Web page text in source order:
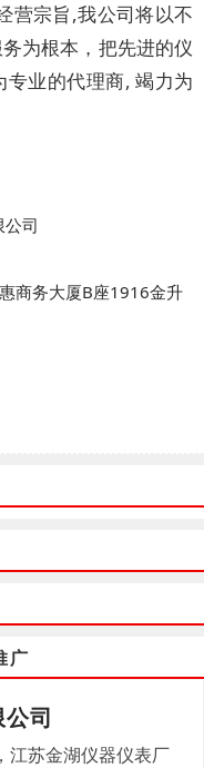
营宗旨,我公司将以不
为根本，把先进的仪
业的代理商, 竭力为
司
商务大厦B座1916金升
广
司
江苏金湖仪器仪表厂